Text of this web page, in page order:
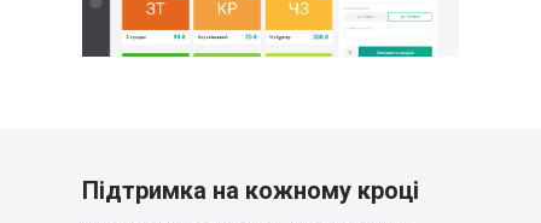
Підтримка на кожному кроці